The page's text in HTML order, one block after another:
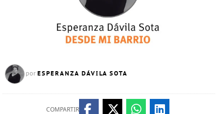
por ESPERANZA DÁVILA SOTA
COMPARTIR